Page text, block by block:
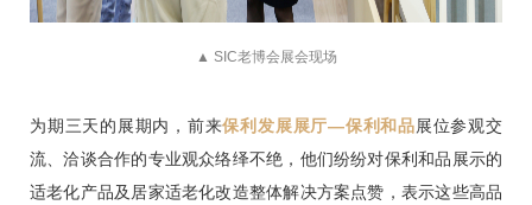
▲ SIC老博会展会现场
为期三天的展期内，前来保利发展展厅—保利和品展位参观交
流、洽谈合作的专业观众络绎不绝，他们纷纷对保利和品展示的
适老化产品及居家适老化改造整体解决方案点赞，表示这些高品